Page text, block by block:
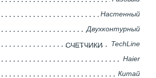
CЧЕТЧИКИ
Настенный
Двухконтурный
TechLine
Haier
Китай